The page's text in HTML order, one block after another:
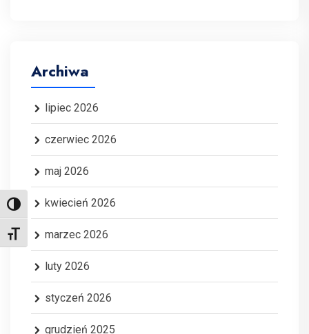
Toggle High Contrast
Toggle Font size
Archiwa
lipiec 2026
czerwiec 2026
maj 2026
kwiecień 2026
marzec 2026
luty 2026
styczeń 2026
grudzień 2025